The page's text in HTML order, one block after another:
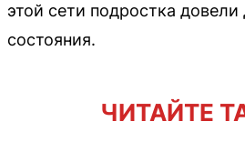
этой сети подростка довели
состояния.
ЧИТАЙТЕ